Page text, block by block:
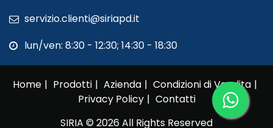
servizio.clienti@siriapd.it
lun/ven: 8:30 - 12:30; 14:30 - 18:30
Home Prodotti Azienda
Condizioni di Vendita
Privacy Policy
Contatti
SIRIA © 2026 All Rights Reserved